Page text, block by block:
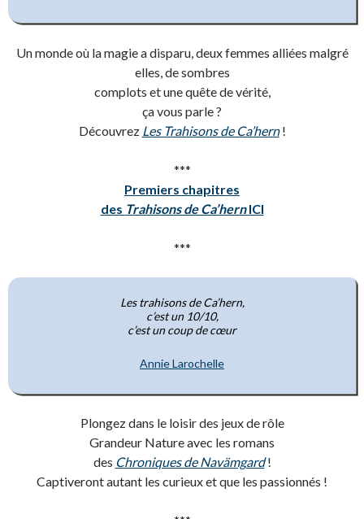
Un monde où la magie a disparu, deux femmes alliées malgré
elles, de sombres
complots et une quête de vérité,
ça vous parle ?
Découvrez Les Trahisons de Ca’hern!
***
Premiers chapitres
des Trahisons de Ca’hernICI
***
Les trahisons de Ca’hern,
c’est un 10/10,
c’est un coup de cœur
Annie Larochelle
Plongez dans le loisir des jeux de rôle
Grandeur Nature avec les romans
des Chroniques de Navämgard!
Captiveront autant les curieux et que les passionnés !